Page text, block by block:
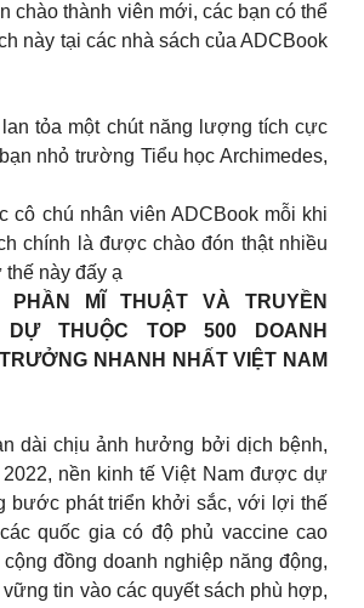
chào thành viên mới, các bạn có thể
này tại các nhà sách của ADCBook
tỏa một chút năng lượng tích cực
nhỏ trường Tiểu học Archimedes,
cô chú nhân viên ADCBook mỗi khi
chính là được chào đón thật nhiều
này đấy ạ
PHẦN MĨ THUẬT VÀ TRUYỀN
DỰ THUỘC TOP 500 DOANH
NHANH NHẤT VIỆT NAM
dài chịu ảnh hưởng bởi dịch bệnh,
nền kinh tế Việt Nam được dự
bước phát triển khởi sắc, với lợi thế
quốc gia có độ phủ vaccine cao
đồng doanh nghiệp năng động,
tin vào các quyết sách phù hợp,